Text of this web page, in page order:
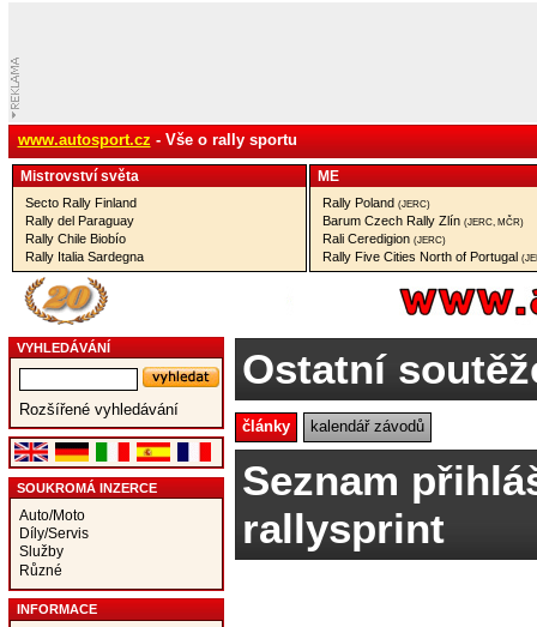
www.autosport.cz - Vše o rally sportu
Mistrovství­ světa
Secto Rally Finland
Rally del Paraguay
Rally Chile Biobío
Rally Italia Sardegna
ME
Rally Poland (JERC)
Barum Czech Rally Zlín (JERC, MČR)
Rali Ceredigion (JERC)
Rally Five Cities North of Portugal
VYHLEDÁVÁNÍ
Rozšířené vyhledávání
SOUKROMÁ INZERCE
Auto/Moto
Díly/Servis
Služby
Různé
INFORMACE
Ostatní
články kalendář závodů
Seznam
rallysprint